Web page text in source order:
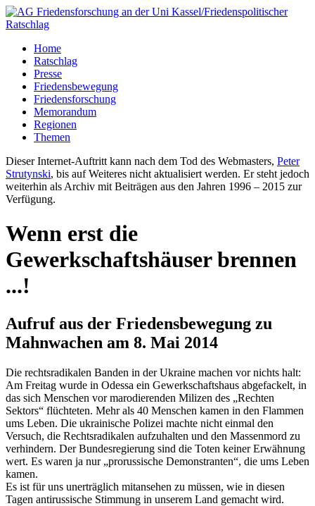
Home
Ratschlag
Presse
Friedensbewegung
Friedensforschung
Memorandum
Regionen
Themen
Dieser Internet-Auftritt kann nach dem Tod des Webmasters, Peter
Strutynski, bis auf Weiteres nicht aktualisiert werden. Er steht jedoch
weiterhin als Archiv mit Beiträgen aus den Jahren 1996 – 2015 zur
Verfügung.
Wenn erst die
Gewerkschaftshäuser brennen
...!
Aufruf aus der Friedensbewegung zu
Mahnwachen am 8. Mai 2014
Die rechtsradikalen Banden in der Ukraine machen vor nichts halt:
Am Freitag wurde in Odessa ein Gewerkschaftshaus abgefackelt, in
das sich Menschen vor marodierenden Milizen des „Rechten
Sektors“ flüchteten. Mehr als 40 Menschen kamen in den Flammen
ums Leben. Die ukrainische Polizei machte nicht einmal den
Versuch, die Rechtsradikalen aufzuhalten und den Massenmord zu
verhindern. Der Bundesregierung sind die Toten keiner Erwähnung
wert. Es waren ja nur „prorussische Demonstranten“, die ums Leben
kamen.
Es ist für uns unerträglich mitansehen zu müssen, wie in diesen
Tagen antirussische Stimmung in unserem Land gemacht wird.